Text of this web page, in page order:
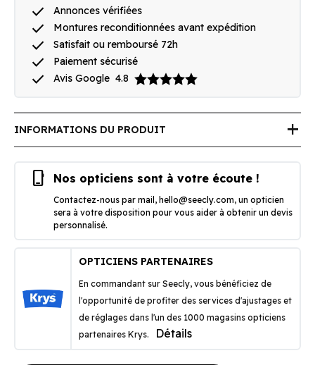
done Annonces vérifiées
done Montures reconditionnées avant expédition
done Satisfait ou remboursé 72h
done Paiement sécurisé
done Avis Google 4.8
INFORMATIONS DU PRODUIT add
phone_iphone Nos opticiens sont à votre écoute !
Contactez-nous par mail, hello@seecly.com, un opticien
sera à votre disposition pour vous aider à obtenir un devis
personnalisé.
OPTICIENS PARTENAIRES
En commandant sur Seecly, vous bénéficiez de
l'opportunité de profiter des services d'ajustages et
de réglages dans l'un des 1000 magasins opticiens
partenaires Krys.
Détails